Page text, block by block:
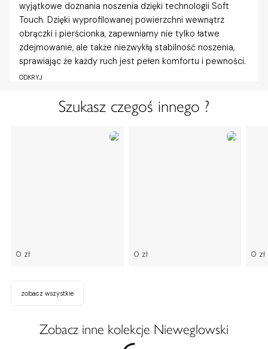
wyjątkowe doznania noszenia dzięki technologii Soft
Touch. Dzięki wyprofilowanej powierzchni wewnątrz
obrączki i pierścionka, zapewniamy nie tylko łatwe
zdejmowanie, ale także niezwykłą stabilność noszenia,
sprawiając że każdy ruch jest pełen komfortu i pewności.
ODKRYJ
Szukasz czegoś innego ?
0 zł 0 zł 0 zł
zobacz wszystkie
Zobacz inne kolekcje Nieweglowski